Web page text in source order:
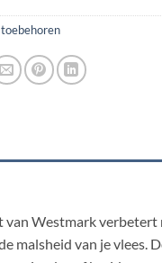
van Westmark verbetert
malsheid van je vlees.